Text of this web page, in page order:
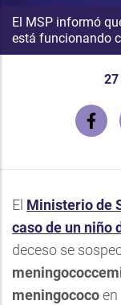
El MSP informó
está funcionando
27
El Ministerio de
caso de un niño
deceso se
meningococo